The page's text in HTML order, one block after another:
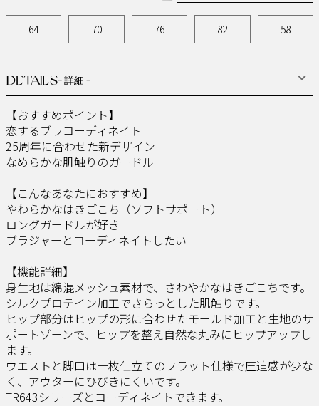
DETAILS- 詳細 -
【おすすめポイント】​
恋するブラコーディネイト​
25周年に合わせた新デザイン​
なめらかな肌触りのガードル​ ​
【こんなあなたにおすすめ】​
やわらかなはきごこち（ソフトサポート）​
ロングガードルが好き​
ブラジャーとコーディネイトしたい​ ​
【機能詳細】​
身生地は綿混メッシュ素材で、さわやかなはきごこちです。​
シルクプロテイン加工でさらっとした肌触りです。​
ヒップ部分はヒップの形に合わせたモールド加工と生地のサ
ポートゾーンで、ヒップを整え自然な丸みにヒップアップし
ます。​
ウエストと脚口は一枚仕立てのフラット仕様で圧迫感が少な
く、アウターにひびきにくいです。​
TR643シリーズとコーディネイトできます。​ ​
64 70 76 82 58